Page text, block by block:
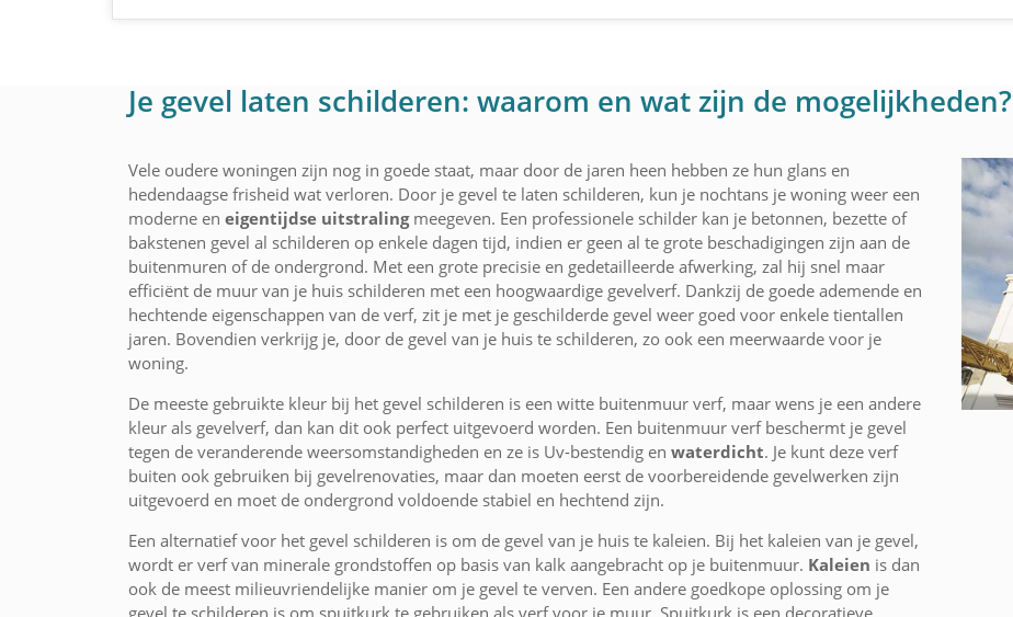
Je gevel laten schilderen: waarom en wat zijn de mogelijkheden?
Vele oudere woningen zijn nog in goede staat, maar door de jaren heen hebben ze hun glans en
hedendaagse frisheid wat verloren. Door je gevel te laten schilderen, kun je nochtans je woning weer een
moderne en eigentijdse uitstralingmeegeven. Een professionele schilder kan je betonnen, bezette of
bakstenen gevel al schilderen op enkele dagen tijd, indien er geen al te grote beschadigingen zijn aan de
buitenmuren of de ondergrond. Met een grote precisie en gedetailleerde afwerking, zal hij snel maar
efficiënt de muur van je huis schilderen met een hoogwaardige gevelverf. Dankzij de goede ademende en
hechtende eigenschappen van de verf, zit je met je geschilderde gevel weer goed voor enkele tientallen
jaren. Bovendien verkrijg je, door de gevel van je huis te schilderen, zo ook een meerwaarde voor je
woning.
De meeste gebruikte kleur bij het gevel schilderen is een witte buitenmuur verf, maar wens je een andere
kleur als gevelverf, dan kan dit ook perfect uitgevoerd worden. Een buitenmuur verf beschermt je gevel
tegen de veranderende weersomstandigheden en ze is Uv-bestendig en waterdicht. Je kunt deze verf
buiten ook gebruiken bij gevelrenovaties, maar dan moeten eerst de voorbereidende gevelwerken zijn
uitgevoerd en moet de ondergrond voldoende stabiel en hechtend zijn.
Een alternatief voor het gevel schilderen is om de gevel van je huis te kaleien. Bij het kaleien van je gevel,
wordt er verf van minerale grondstoffen op basis van kalk aangebracht op je buitenmuur. Kaleien is dan
ook de meest milieuvriendelijke manier om je gevel te verven. Een andere goedkope oplossing om je
gevel te schilderen is om spuitkurk te gebruiken als verf voor je muur. Spuitkurk is een decoratieve